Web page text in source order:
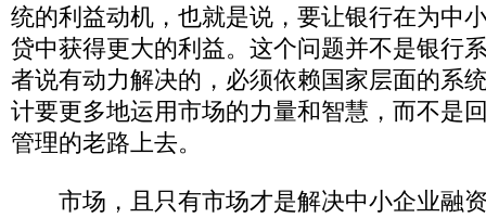
统的利益动机，也就是说，要让银行在为中
贷中获得更大的利益。这个问题并不是银行
者说有动力解决的，必须依赖国家层面的系
计要更多地运用市场的力量和智慧，而不是
管理的老路上去。
市场，且只有市场才是解决中小企业融